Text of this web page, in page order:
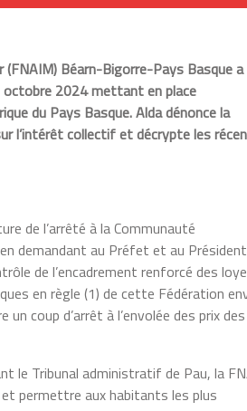
(FNAIM) Béarn-Bigorre-Pays Basque a
octobre 2024 mettant en place
du Pays Basque. Alda dénonce la
l’intérêt collectif et décrypte les
de l’arrêté à la Communauté
demandant au Préfet et au
de l’encadrement renforcé des
en règle (1) de cette Fédération
coup d’arrêt à l’envolée des prix des
le Tribunal administratif de Pau, la
permettre aux habitants les plus